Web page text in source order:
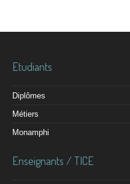
Etudiants
Diplômes
Métiers
Monamphi
Enseignants / TICE